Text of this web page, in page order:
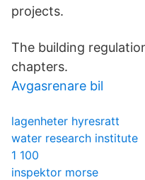
projects.
The building
chapters.
Avgasrenare bil
lagenheter hyresratt
water research institute
1 100
inspektor morse